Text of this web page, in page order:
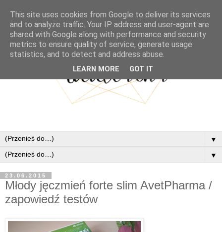
▼
▼
23.06.2015
Młody jęczmień forte slim AvetPharma /
zapowiedź testów
This site uses cookies from Google to deliver its services
and to analyze traffic. Your IP address and user-agent are
shared with Google along with performance and security
metrics to ensure quality of service, generate usage
statistics, and to detect and address abuse.
LEARN MORE GOT IT